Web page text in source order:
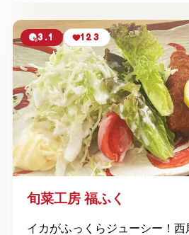
3.1 123
旬菜工房 福ふく
イカがふっくらジューシー！